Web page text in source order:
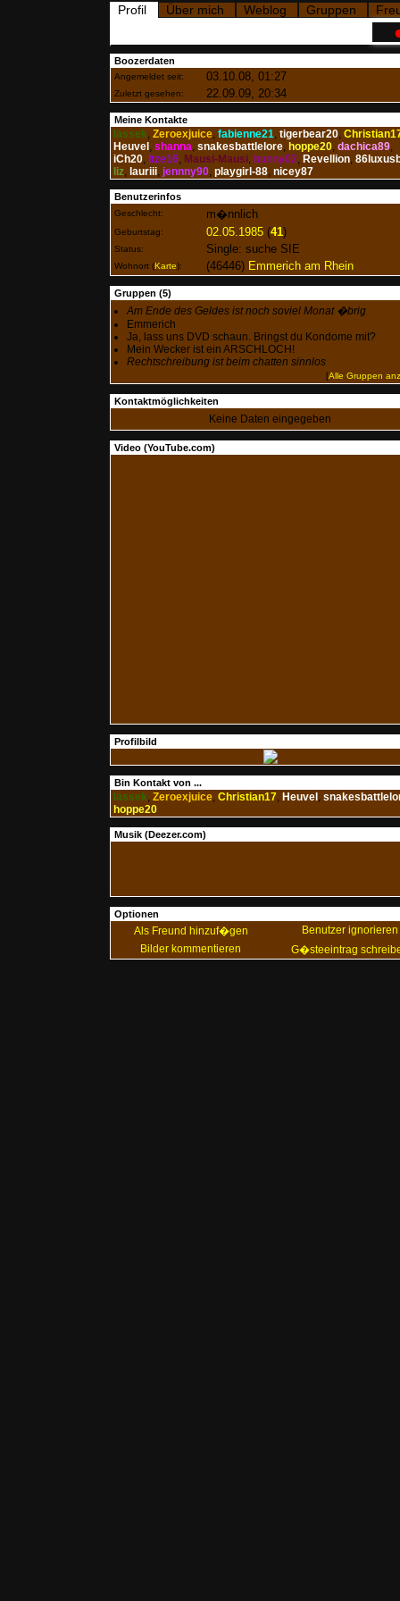
Profil Über mich Weblog Gruppen
Boozerdaten
Angemeldet seit: 03.10.08, 01:27
Zuletzt gesehen: 22.09.09, 20:34
Meine Kontakte
lassek, Zeroexjuice, fabienne21, tigerbear20,
Heuvel , shanna, snakesbattlelore, hoppe20, dachica89,
iCh20, Itze16, Mausi-Mausi, bunny02, Revellion,
liz, lauriii, jennny90, playgirl-88, nicey87
Benutzerinfos
Geschlecht: m�nnlich
Geburtstag: 02.05.1985 (41)
Status: Single: suche SIE
Wohnort (Karte): (46446) Emmerich am Rhein
Gruppen (5)
Am Ende des Geldes ist noch soviel Monat �brig
Emmerich
Ja, lass uns DVD schaun. Bringst du Kondome mit?
Mein Wecker ist ein ARSCHLOCH!
Rechtschreibung ist beim chatten sinnlos
[Alle Gruppen
Kontaktmöglichkeiten
Keine Daten eingegeben
Video (YouTube.com)
Profilbild
Bin Kontakt von ...
lassek, Zeroexjuice, Christian17, Heuvel ,
hoppe20
Musik (Deezer.com)
Optionen
Als Freund hinzuf�gen
Benutzer ignorieren
Bilder kommentieren
G�steeintrag